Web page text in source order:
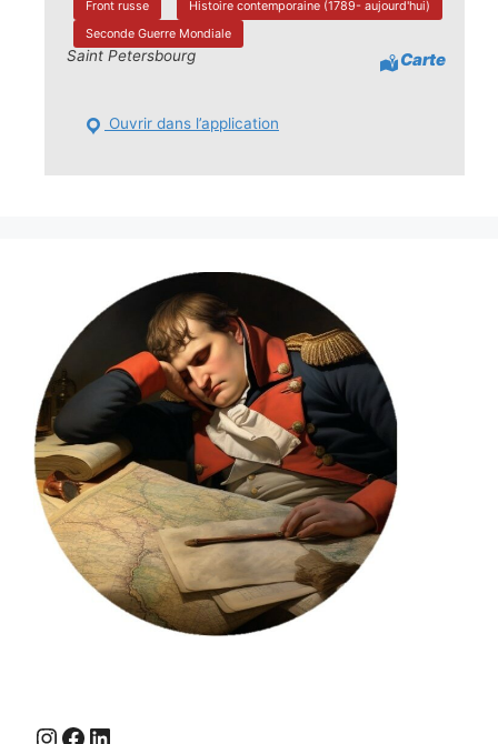
Front russe
Histoire contemporaine (1789- aujourd'hui)
Seconde Guerre Mondiale
Saint Petersbourg Carte
Ouvrir dans l’application
Instagram
Facebook
LinkedIn